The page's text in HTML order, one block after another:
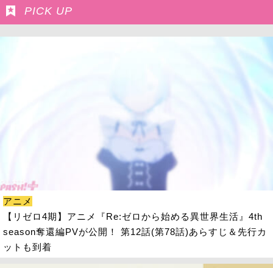
PICK UP
アニメ
【リゼロ4期】アニメ『Re:ゼロから始める異世界生活』4th
season奪還編PVが公開！ 第12話(第78話)あらすじ＆先行カ
ットも到着